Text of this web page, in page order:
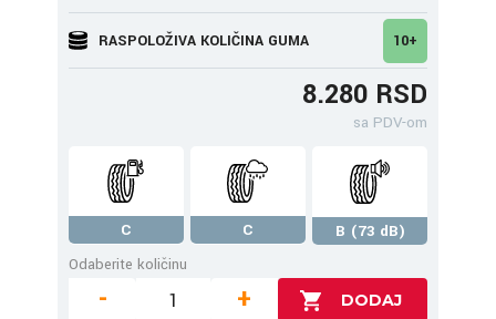
RASPOLOŽIVA KOLIČINA GUMA 10+
8.280 RSD
sa PDV-om
C C
B (73 dB)
Odaberite količinu
- +